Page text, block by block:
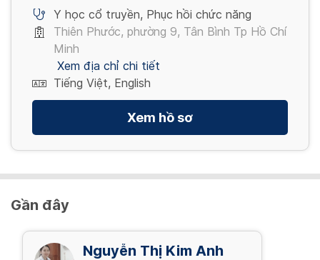
Y học cổ truyền, Phục hồi chức năng
Thiên Phước, phường 9, Tân Bình Tp Hồ Chí
Minh
Xem địa chỉ chi tiết
Tiếng Việt, English
Xem hồ sơ
Gần đây
Nguyễn Thị Kim Anh